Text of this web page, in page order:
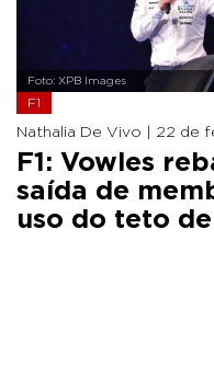
Foto: XPB Images
F1
Nathalia De Vivo | 22 de
F1: Vowles
saída de
uso do teto